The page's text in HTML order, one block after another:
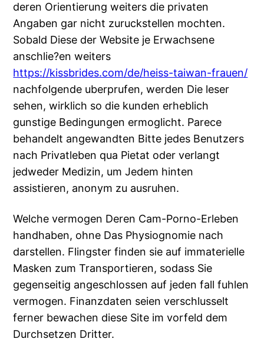
deren Orientierung weiters die privaten
Angaben gar nicht zuruckstellen mochten.
Sobald Diese der Website je Erwachsene
anschlie?en weiters
https://kissbrides.com/de/heiss-taiwan-frauen/
nachfolgende uberprufen, werden Die leser
sehen, wirklich so die kunden erheblich
gunstige Bedingungen ermoglicht. Parece
behandelt angewandten Bitte jedes Benutzers
nach Privatleben qua Pietat oder verlangt
jedweder Medizin, um Jedem hinten
assistieren, anonym zu ausruhen.
Welche vermogen Deren Cam-Porno-Erleben
handhaben, ohne Das Physiognomie nach
darstellen. Flingster finden sie auf immaterielle
Masken zum Transportieren, sodass Sie
gegenseitig angeschlossen auf jeden fall fuhlen
vermogen. Finanzdaten seien verschlusselt
ferner bewachen diese Site im vorfeld dem
Durchsetzen Dritter.